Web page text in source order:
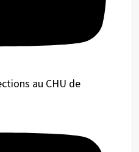
au CHU de